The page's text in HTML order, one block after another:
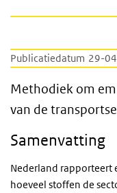
Publicatiedatum 29-
Methodiek om
Methodiek om
van de
Samenvatting
Nederland rapporteert
hoeveel stoffen de